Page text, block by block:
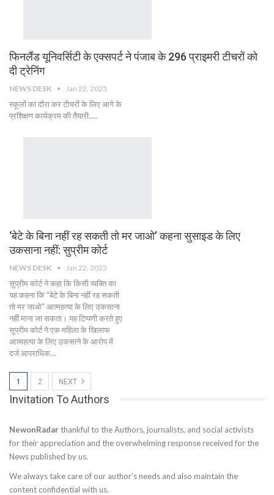
फिनलैंड यूनिवर्सिटी के एक्सपर्ट ने पंजाब के 296 प्राइमरी टीचरों को
दी ट्रेनिंग
NEWS DESK Jan 22, 2025
स्कूलों का दौरा कर टीचरों के लिए आगे के
प्रशिक्षण कार्यक्रम की तैयारी.....
‘बेटे के बिना नहीं रह सकती तो मर जाओ’ कहना सुसाइड के लिए
उकसाना नहीं: सुप्रीम कोर्ट
NEWS DESK Jan 22, 2025
सुप्रीम कोर्ट ने कहा कि किसी व्यक्ति का
यह कहना कि "बेटे के बिना नहीं रह सकती
तो मर जाओ" आत्महत्या के लिए उकसाना
नहीं माना जा सकता। यह टिप्पणी करते हुए
सुप्रीम कोर्ट ने एक महिला के खिलाफ
आत्महत्या के लिए उकसाने के आरोप में
दर्ज आपराधिक…
1 2 NEXT
Invitation To Authors
NewonRadar thankful to the Authors, journalists, and social activists
for their appreciation and the overwhelming response received for the
News published by us.
We always take care of our author’s needs and also maintain the
content confidential with us.